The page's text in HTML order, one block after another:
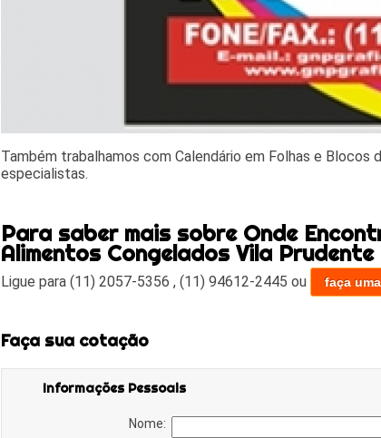
Também trabalhamos com Calendário em Folhas e Blocos
especialistas.
Para saber mais sobre Onde
Alimentos Congelados Vila Prudente
Ligue para(11) 2057-5356 ,(11) 94612-2445 ou faça
Faça sua cotação
Informações Pessoais
Nome: